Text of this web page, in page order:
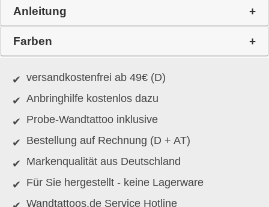
Anleitung
Farben
versandkostenfrei ab 49€ (D)
Anbringhilfe kostenlos dazu
Probe-Wandtattoo inklusive
Bestellung auf Rechnung (D + AT)
Markenqualität aus Deutschland
Für Sie hergestellt - keine Lagerware
Wandtattoos.de Service Hotline